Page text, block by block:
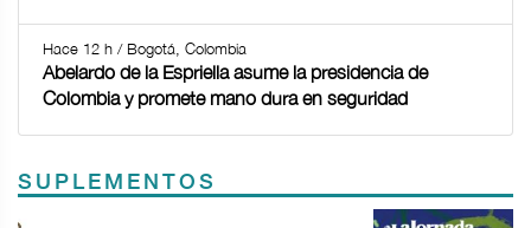
Hace 12 h / Bogotá, Colombia
Abelardo de la Espriella asume la presidencia de
Colombia y promete mano dura en seguridad
SUPLEMENTOS